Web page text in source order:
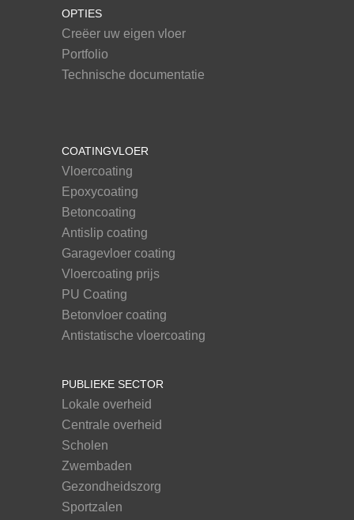
OPTIES
Creëer uw eigen vloer
Portfolio
Technische documentatie
COATINGVLOER
Vloercoating
Epoxycoating
Betoncoating
Antislip coating
Garagevloer coating
Vloercoating prijs
PU Coating
Betonvloer coating
Antistatische vloercoating
PUBLIEKE SECTOR
Lokale overheid
Centrale overheid
Scholen
Zwembaden
Gezondheidszorg
Sportzalen